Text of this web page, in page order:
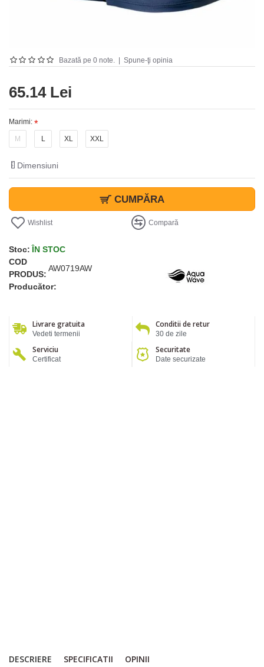
Bazată pe 0 note. Spune-ţi opinia
65.14 Lei
Marimi:
M L XL XXL
Dimensiuni
CUMPĂRA
Wishlist Compară
Stoc: ÎN STOC
COD
PRODUS:
AW0719AW
Producător:
Livrare gratuita
Vedeti termenii
Conditii de retur
30 de zile
Serviciu
Certificat
Securitate
Date securizate
DESCRIERE SPECIFICATII OPINII